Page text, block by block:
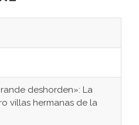
deshorden»: La
villas hermanas de la